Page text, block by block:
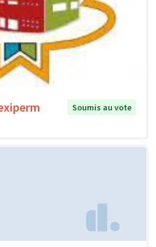
Soumis au vote